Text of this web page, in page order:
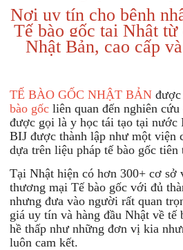
Nơi uy tín cho bệnh
Tế bào gốc tại Nhật từ
Nhật Bản, cao cấp
TẾ BÀO GỐC NHẬT BẢN
bào gốc liên quan đến nghiên
được gọi là y học tái tạo tại nước
BIJ được thành lập như một viện
dựa trên liệu pháp tế bào gốc tiên
Tại Nhật hiện có hơn 300+ cơ sở
thương mại Tế bào gốc với đủ
nhưng đưa vào người rất quan
giá uy tín và hàng đầu Nhật về tế
hề thấp như những đơn vị kia
luôn cam kết.